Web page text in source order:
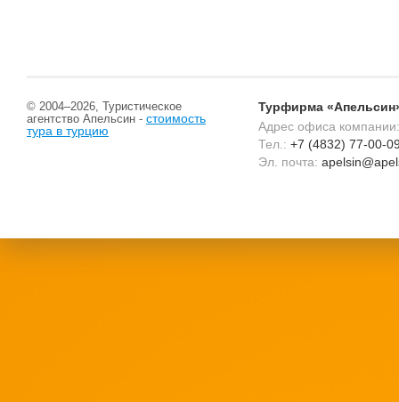
© 2004–2026, Туристическое
агентство Апельсин - стоимость
тура в турцию
Турфирма
Адрес офиса
Тел.: +7 (4832) 77-00-
Эл. почта: